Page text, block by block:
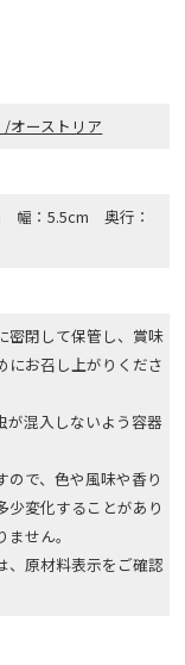
/オーストリア
幅：5.5cm 奥行：
密閉して保管し、賞味
にお召し上がりくださ
が混入しないよう容器
ので、色や風味や香り
少変化することがあり
せん。
、原材料表示をご確認